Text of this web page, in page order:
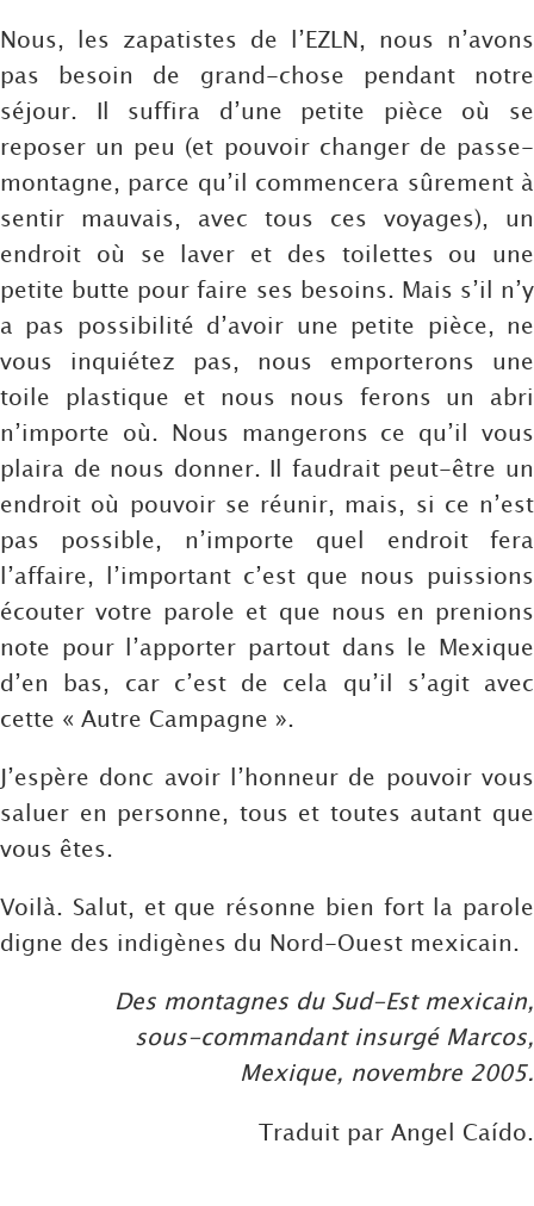
Nous, les zapatistes de l’EZLN, nous n’avons
pas besoin de grand-chose pendant notre
séjour. Il suffira d’une petite pièce où se
reposer un peu (et pouvoir changer de passe-
montagne, parce qu’il commencera sûrement à
sentir mauvais, avec tous ces voyages), un
endroit où se laver et des toilettes ou une
petite butte pour faire ses besoins. Mais s’il n’y
a pas possibilité d’avoir une petite pièce, ne
vous inquiétez pas, nous emporterons une
toile plastique et nous nous ferons un abri
n’importe où. Nous mangerons ce qu’il vous
plaira de nous donner. Il faudrait peut-être un
endroit où pouvoir se réunir, mais, si ce n’est
pas possible, n’importe quel endroit fera
l’affaire, l’important c’est que nous puissions
écouter votre parole et que nous en prenions
note pour l’apporter partout dans le Mexique
d’en bas, car c’est de cela qu’il s’agit avec
cette « Autre Campagne ».
J’espère donc avoir l’honneur de pouvoir vous
saluer en personne, tous et toutes autant que
vous êtes.
Voilà. Salut, et que résonne bien fort la parole
digne des indigènes du Nord-Ouest mexicain.
Des montagnes du Sud-Est mexicain,
sous-commandant insurgé Marcos,
Mexique, novembre 2005.
Traduit par Angel Caído.